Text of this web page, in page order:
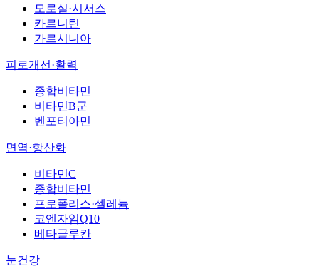
모로실·시서스
카르니틴
가르시니아
피로개선·활력
종합비타민
비타민B군
벤포티아민
면역·항산화
비타민C
종합비타민
프로폴리스·셀레늄
코엔자임Q10
베타글루칸
눈건강